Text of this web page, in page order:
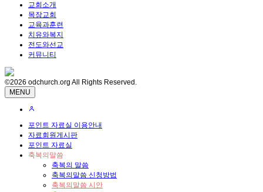
교회소개
목장교회
교육과훈련
치유와복지
전도와선교
커뮤니티
©2026 odchurch.org All Rights Reserved.
MENU
포인트 자료실 이용안내
자료회원게시판
포인트 자료실
축복의말씀
축복의 말씀
축복의말씀 신청방법
축복의말씀 시안